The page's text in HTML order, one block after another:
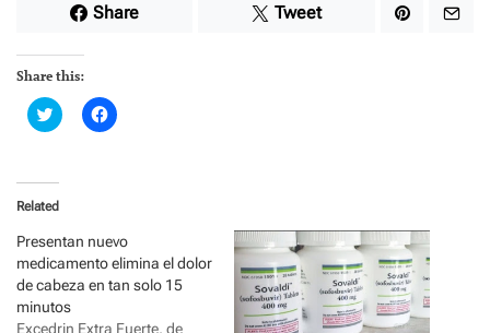
Share Tweet
Share this:
C
l
t
o
s
a
r
e
o
n
T
w
C
l
a
r
e
o
n
a
Related
Presentan nuevo
medicamento elimina el dolor
de cabeza en tan solo 15
minutos
Excedrin Extra Fuerte, de